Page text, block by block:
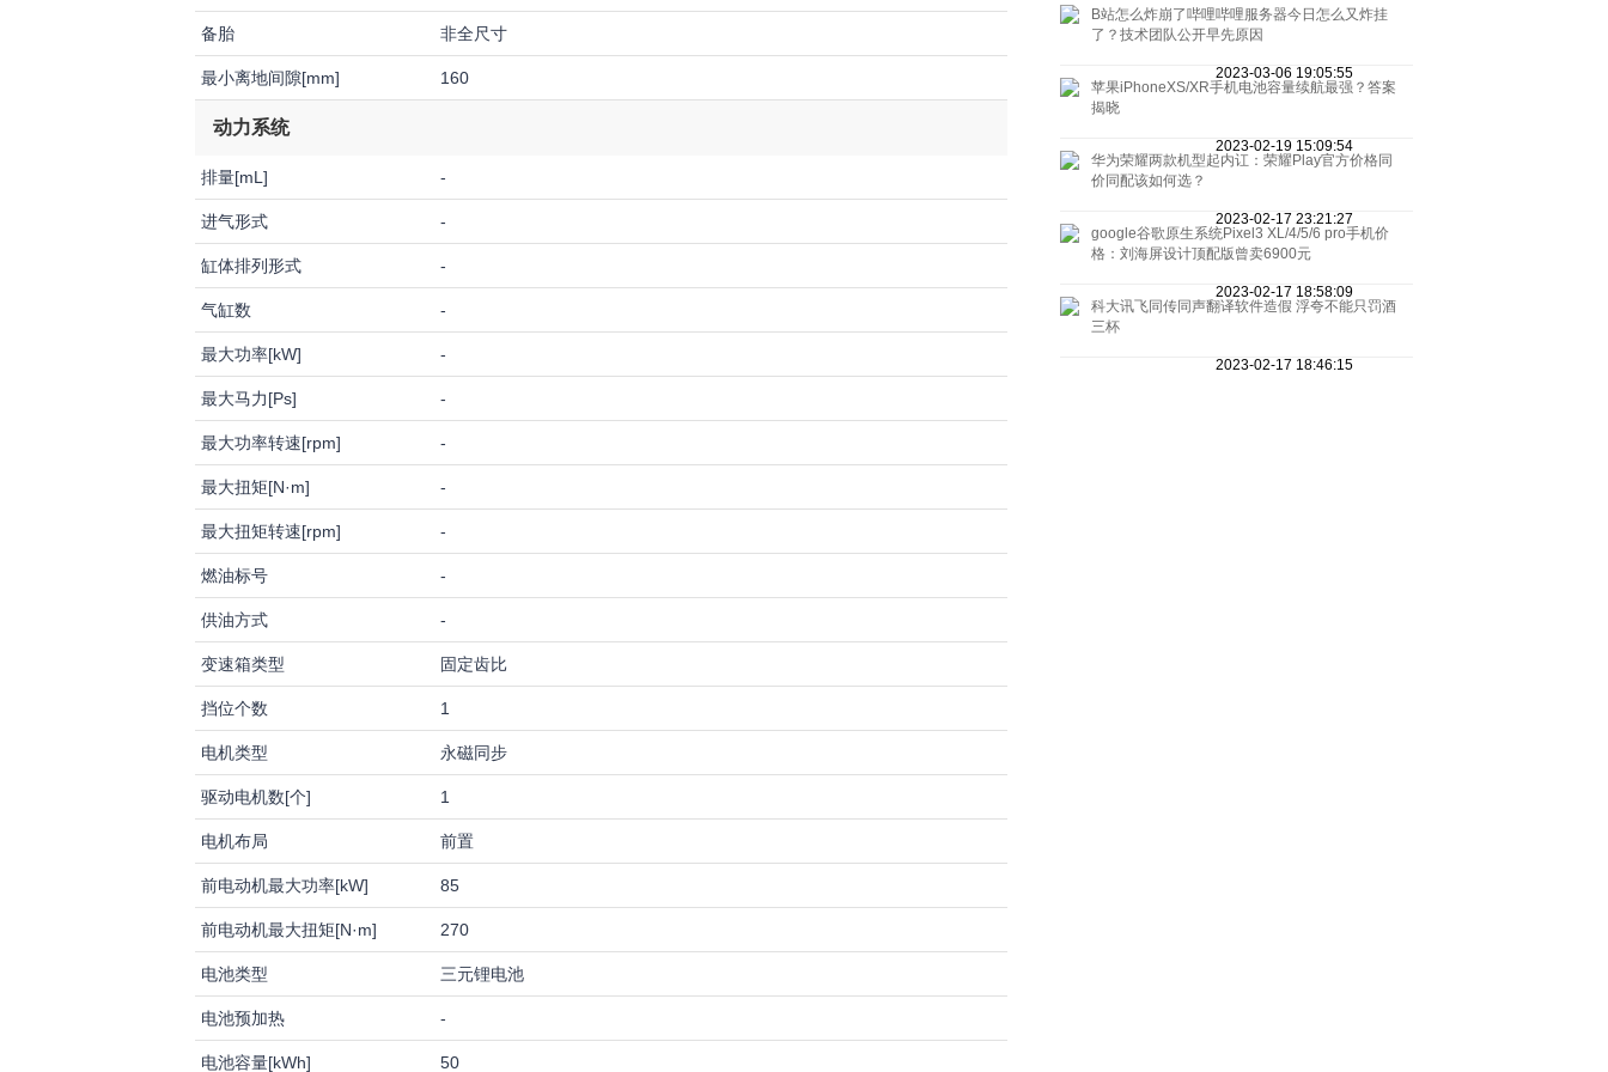
备胎 非全尺寸
最小离地间隙[mm] 160
动力系统
排量[mL] -
进气形式 -
缸体排列形式 -
气缸数 -
最大功率[kW] -
最大马力[Ps] -
最大功率转速[rpm] -
最大扭矩[N·m] -
最大扭矩转速[rpm] -
燃油标号 -
供油方式 -
变速箱类型 固定齿比
挡位个数 1
电机类型 永磁同步
驱动电机数[个] 1
电机布局 前置
前电动机最大功率[kW] 85
前电动机最大扭矩[N·m] 270
电池类型 三元锂电池
电池预加热 -
电池容量[kWh] 50
B站怎么炸崩了哔哩哔哩服务器今日怎么又炸挂
了？技术团队公开早先原因
2023-03-06 19:05:55
苹果iPhoneXS/XR手机电池容量续航最强？答案
揭晓
2023-02-19 15:09:54
华为荣耀两款机型起内讧：荣耀Play官方价格同
价同配该如何选？
2023-02-17 23:21:27
google谷歌原生系统Pixel3 XL/4/5/6 pro手机价
格：刘海屏设计顶配版曾卖6900元
2023-02-17 18:58:09
科大讯飞同传同声翻译软件造假 浮夸不能只罚酒
三杯
2023-02-17 18:46:15